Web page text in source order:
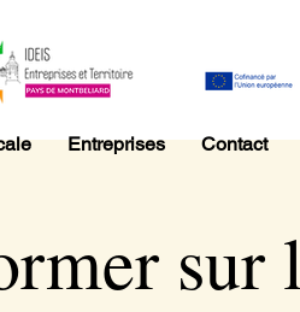
sur
Entreprises Contact